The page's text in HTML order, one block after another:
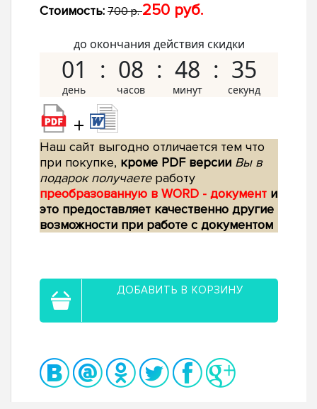
Стоимость: 700 р.250 руб.
до окончания действия скидки
01 08 48 34
+
Наш сайт выгодно отличается тем что
при покупке, кроме PDF версии Вы в
подарок получаетеработу
преобразованную в WORD - документ и
это предоставляет качественно другие
возможности при работе с документом
ДОБАВИТЬ В КОРЗИНУ